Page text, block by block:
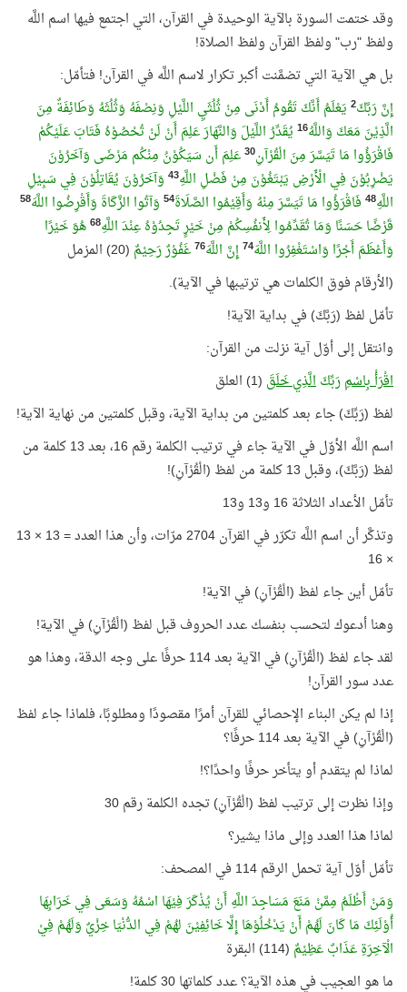
وقد ختمت السورة بالآية الوحيدة في القرآن، التي اجتمع فيها اسم اللَّه
ولفظ "رب" ولفظ القرآن ولفظ الصلاة!
بل هي الآية التي تضمَّنت أكبر تكرار لاسم اللَّه في القرآن! فتأمّل:
إِنَّ رَبَّكَ2 يَعْلَمُ أَنَّكَ تَقُومُ أَدْنَى مِنْ ثُلُثَيِ اللَّيْلِ وَنِصْفَهُ وَثُلُثَهُ وَطَائِفَةٌ مِنَ
الَّذِيْنَ مَعَكَ وَاللَّهُ16 يُقَدِّرُ اللَّيْلَ وَالنَّهَارَ عَلِمَ أَنْ لَنْ تُحْصُوْهُ فَتَابَ عَلَيْكُمْ
فَاقْرَؤُوا مَا تَيَسَّرَ مِنَ الْقُرْآنِ30 عَلِمَ أَن سَيَكُوْنُ مِنْكُم مَرْضَى وَآخَرُوْنَ
يَضْرِبُوْنَ فِي الْأَرْضِ يَبْتَغُوْنَ مِنْ فَضْلِ اللَّهِ43 وَآخَرُوْنَ يُقَاتِلُوْنَ فِي سَبِيْلِ
اللَّهِ48 فَاقْرَؤُوا مَا تَيَسَّرَ مِنْهُ وَأَقِيْمُوا الصَّلَاةَ54 وَآتُوا الزَّكَاةَ وَأَقْرِضُوا اللَّهَ58
قَرْضًا حَسَنًا وَمَا تُقَدِّمُوا لِأَنفُسِكُمْ مِنْ خَيْرٍ تَجِدُوْهُ عِنْدَ اللَّهِ68 هُوَ خَيْرًا
وَأَعْظَمَ أَجْرًا وَاسْتَغْفِرُوا اللَّهَ74 إِنَّ اللَّهَ76 غَفُوْرٌ رَحِيْمٌ (20) المزمل
(الأرقام فوق الكلمات هي ترتيبها في الآية).
تأمّل لفظ (رَبَّكَ) في بداية الآية!
وانتقل إلى أوّل آية نزلت من القرآن:
اقْرَأْ بِاسْمِرَبِّكَالَّذِي خَلَقَ (1) العلق
لفظ (رَبِّكَ) جاء بعد كلمتين من بداية الآية، وقبل كلمتين من نهاية الآية!
اسم اللَّه الأوّل في الآية جاء في ترتيب الكلمة رقم 16، بعد 13 كلمة من
لفظ (رَبَّكَ)، وقبل 13 كلمة من لفظ (الْقُرْآنِ)!
تأمّل الأعداد الثلاثة 16 و13 و13
وتذكَّر أن اسم اللَّه تكرّر في القرآن 2704 مرّات، وأن هذا العدد = 13 × 13
× 16
تأمّل أين جاء لفظ (الْقُرْآنِ) في الآية!
وهنا أدعوك لتحسب بنفسك عدد الحروف قبل لفظ (الْقُرْآنِ) في الآية!
لقد جاء لفظ (الْقُرْآنِ) في الآية بعد 114 حرفًا على وجه الدقة، وهذا هو
عدد سور القرآن!
إذا لم يكن البناء الإحصائي للقرآن أمرًا مقصودًا ومطلوبًا، فلماذا جاء لفظ
(الْقُرْآنِ) في الآية بعد 114 حرفًا؟
لماذا لم يتقدم أو يتأخر حرفًا واحدًا؟!
وإذا نظرت إلى ترتيب لفظ (الْقُرْآنِ) تجده الكلمة رقم 30
لماذا هذا العدد وإلى ماذا يشير؟
تأمّل أوّل آية تحمل الرقم 114 في المصحف:
وَمَنْ أَظْلَمُ مِمَّنْ مَنَعَ مَسَاجِدَ اللَّهِ أَنْ يُذْكَرَ فِيْهَا اسْمُهُ وَسَعَى فِي خَرَابِهَا
أُوْلَئِكَ مَا كَانَ لَهُمْ أَنْ يَدْخُلُوْهَا إِلَّا خَائِفِيْنَ لهُمْ فِي الدُّنْيَا خِزْيٌ وَلَهُمْ فِيْ
الْآخِرَةِ عَذَابٌ عَظِيْمٌ (114) البقرة
ما هو العجيب في هذه الآية؟ عدد كلماتها 30 كلمة!